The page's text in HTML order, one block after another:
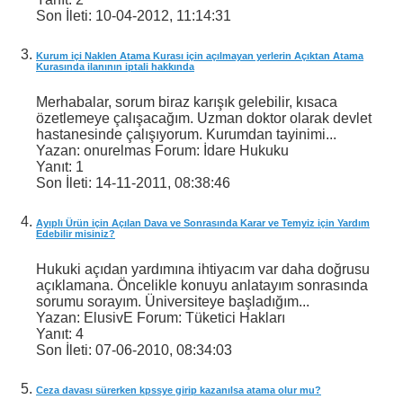
Son İleti: 10-04-2012, 11:14:31
Kurum içi Naklen Atama Kurası için açılmayan yerlerin Açıktan Atama
Kurasında ilanının iptali hakkında
Merhabalar, sorum biraz karışık gelebilir, kısaca
özetlemeye çalışacağım. Uzman doktor olarak devlet
hastanesinde çalışıyorum. Kurumdan tayinimi...
Yazan: onurelmas Forum: İdare Hukuku
Yanıt: 1
Son İleti: 14-11-2011, 08:38:46
Ayıplı Ürün için Açılan Dava ve Sonrasında Karar ve Temyiz için Yardım
Edebilir misiniz?
Hukuki açıdan yardımına ihtiyacım var daha doğrusu
açıklamana. Öncelikle konuyu anlatayım sonrasında
sorumu sorayım. Üniversiteye başladığım...
Yazan: ElusivE Forum: Tüketici Hakları
Yanıt: 4
Son İleti: 07-06-2010, 08:34:03
Ceza davası sürerken kpssye girip kazanılsa atama olur mu?